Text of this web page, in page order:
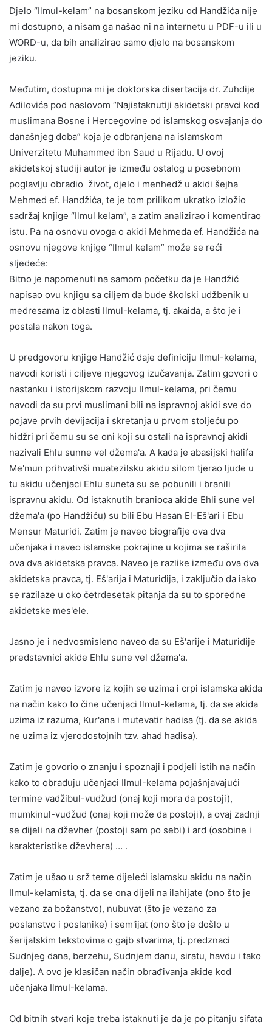
Djelo “Ilmul-kelam” na bosanskom jeziku od Handžića nije
mi dostupno, a nisam ga našao ni na internetu u PDF-u ili u
WORD-u, da bih analizirao samo djelo na bosanskom
jeziku.
Međutim, dostupna mi je doktorska disertacija dr. Zuhdije
Adilovića pod naslovom “Najistaknutiji akidetski pravci kod
muslimana Bosne i Hercegovine od islamskog osvajanja do
današnjeg doba” koja je odbranjena na islamskom
Univerzitetu Muhammed ibn Saud u Rijadu. U ovoj
akidetskoj studiji autor je između ostalog u posebnom
poglavlju obradio život, djelo i menhedž u akidi šejha
Mehmed ef. Handžića, te je tom prilikom ukratko izložio
sadržaj knjige “Ilmul kelam”, a zatim analizirao i komentirao
istu. Pa na osnovu ovoga o akidi Mehmeda ef. Handžića na
osnovu njegove knjige “Ilmul kelam” može se reći
sljedeće:
Bitno je napomenuti na samom početku da je Handžić
napisao ovu knjigu sa ciljem da bude školski udžbenik u
medresama iz oblasti Ilmul-kelama, tj. akaida, a što je i
postala nakon toga.
U predgovoru knjige Handžić daje definiciju Ilmul-kelama,
navodi koristi i ciljeve njegovog izučavanja. Zatim govori o
nastanku i istorijskom razvoju Ilmul-kelama, pri čemu
navodi da su prvi muslimani bili na ispravnoj akidi sve do
pojave prvih devijacija i skretanja u prvom stoljeću po
hidžri pri čemu su se oni koji su ostali na ispravnoj akidi
nazivali Ehlu sunne vel džema'a. A kada je abasijski halifa
Me'mun prihvativši muatezilsku akidu silom tjerao ljude u
tu akidu učenjaci Ehlu suneta su se pobunili i branili
ispravnu akidu. Od istaknutih branioca akide Ehli sune vel
džema'a (po Handžiću) su bili Ebu Hasan El-Eš'ari i Ebu
Mensur Maturidi. Zatim je naveo biografije ova dva
učenjaka i naveo islamske pokrajine u kojima se raširila
ova dva akidetska pravca. Naveo je razlike između ova dva
akidetska pravca, tj. Eš'arija i Maturidija, i zaključio da iako
se razilaze u oko četrdesetak pitanja da su to sporedne
akidetske mes'ele.
Jasno je i nedvosmisleno naveo da su Eš'arije i Maturidije
predstavnici akide Ehlu sune vel džema'a.
Zatim je naveo izvore iz kojih se uzima i crpi islamska akida
na način kako to čine učenjaci Ilmul-kelama, tj. da se akida
uzima iz razuma, Kur'ana i mutevatir hadisa (tj. da se akida
ne uzima iz vjerodostojnih tzv. ahad hadisa).
Zatim je govorio o znanju i spoznaji i podjeli istih na način
kako to obrađuju učenjaci Ilmul-kelama pojašnjavajući
termine vadžibul-vudžud (onaj koji mora da postoji),
mumkinul-vudžud (onaj koji može da postoji), a ovaj zadnji
se dijeli na dževher (postoji sam po sebi) i ard (osobine i
karakteristike dževhera) … .
Zatim je ušao u srž teme dijeleći islamsku akidu na način
Ilmul-kelamista, tj. da se ona dijeli na ilahijate (ono što je
vezano za božanstvo), nubuvat (što je vezano za
poslanstvo i poslanike) i sem'ijat (ono što je došlo u
šerijatskim tekstovima o gajb stvarima, tj. predznaci
Sudnjeg dana, berzehu, Sudnjem danu, siratu, havdu i tako
dalje). A ovo je klasičan način obrađivanja akide kod
učenjaka Ilmul-kelama.
Od bitnih stvari koje treba istaknuti je da je po pitanju sifata